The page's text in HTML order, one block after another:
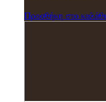
Προσθήκη στο καλάθι